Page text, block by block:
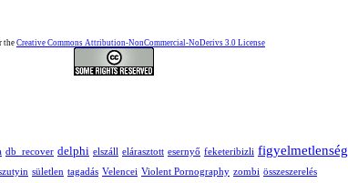
the Creative Commons Attribution-NonCommercial-NoDerivs 3.0 License
db_recover delphi elszáll elárasztott esernyő feketeribizli figyelmetlenség
sületlen tagadás Velencei Violent Pornography zombi összeszerelés